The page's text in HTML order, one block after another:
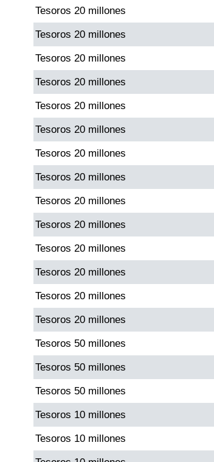
Culona noche
Dorado Mañana
Dorado Tarde
Dorado Noche
Fantástica Día
Fantástica Noche
Motilon Tarde
Motilon Noche
Paisita Día
Paisita Noche
Paisita 3
Pick 3 Día
Pick 3 Noche
Tesoros 20 millones
Tesoros 20 millones
Tesoros 20 millones
Tesoros 20 millones
Tesoros 20 millones
Tesoros 20 millones
Tesoros 20 millones
Tesoros 20 millones
Tesoros 20 millones
Tesoros 20 millones
Tesoros 20 millones
Tesoros 20 millones
Tesoros 20 millones
Tesoros 20 millones
Tesoros 50 millones
Tesoros 50 millones
Tesoros 50 millones
Tesoros 10 millones
Tesoros 10 millones